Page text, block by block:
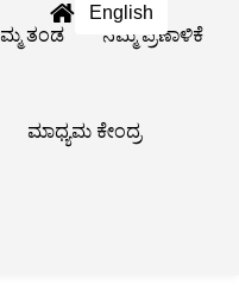
English
ತಂಡ ನಮ್ಮ ಪ್ರಣಾಳಿಕೆ
ಮಾಧ್ಯಮ ಕೇಂದ್ರ